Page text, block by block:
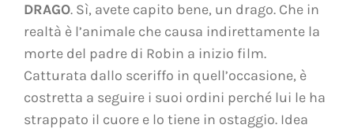
DRAGO. Sì, avete capito bene, un drago. Che in
realtà è l’animale che causa indirettamente la
morte del padre di Robin a inizio film.
Catturata dallo sceriffo in quell’occasione, è
costretta a seguire i suoi ordini perché lui le ha
strappato il cuore e lo tiene in ostaggio. Idea